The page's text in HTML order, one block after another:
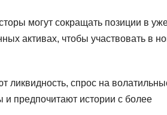
могут сокращать позиции в
активах, чтобы участвовать в
ликвидность, спрос на
предпочитают истории с более